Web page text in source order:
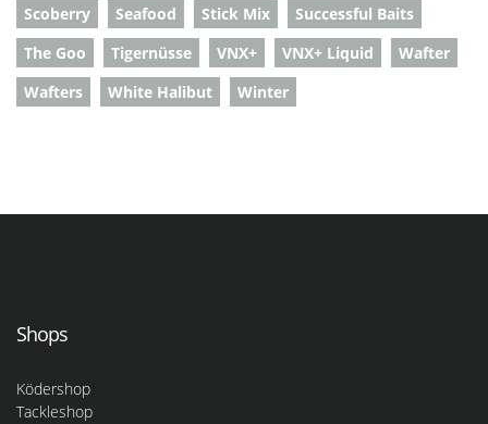
Scoberry
Seafood Stick Mix
Successful Baits
The Goo
Tigernüsse VNX+ VNX+ Liquid
Wafter
Wafters
White Halibut Winter
Shops
Ködershop
Tackleshop